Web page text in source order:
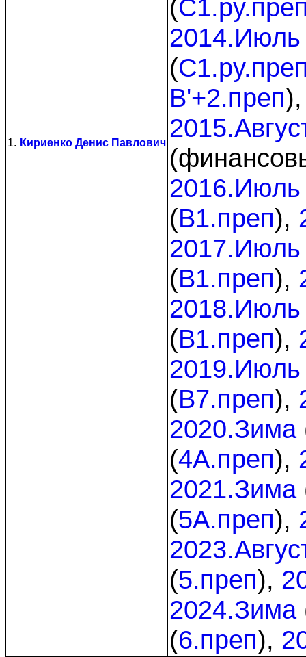
1. Кириенко Денис Павлович
(
2014.Июль
(
B'+2.преп
2016.Июль
(B1.преп),
2017.Июль
(B1.преп),
2018.Июль
(B1.преп),
2019.Июль
(B7.преп),
2020.Зима
(4A.преп),
2021.Зима
(5A.преп),
(5.преп),
2024.Зима
(6.преп),